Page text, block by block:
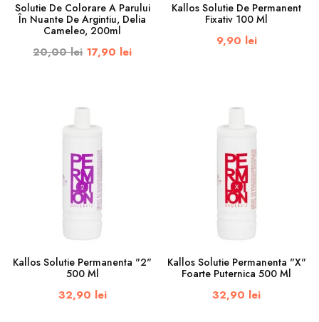
Solutie De Colorare A Parului
În Nuante De Argintiu, Delia
Cameleo, 200ml
20,00 lei 17,90 lei
Kallos Solutie De Permanent
Fixativ 100 Ml
9,90 lei
Kallos Solutie Permanenta "2"
500 Ml
32,90 lei
Kallos Solutie Permanenta "X"
Foarte Puternica 500 Ml
32,90 lei